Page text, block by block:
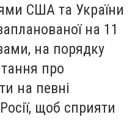
США та України
на 11
на порядку
про
на певні
щоб сприяти